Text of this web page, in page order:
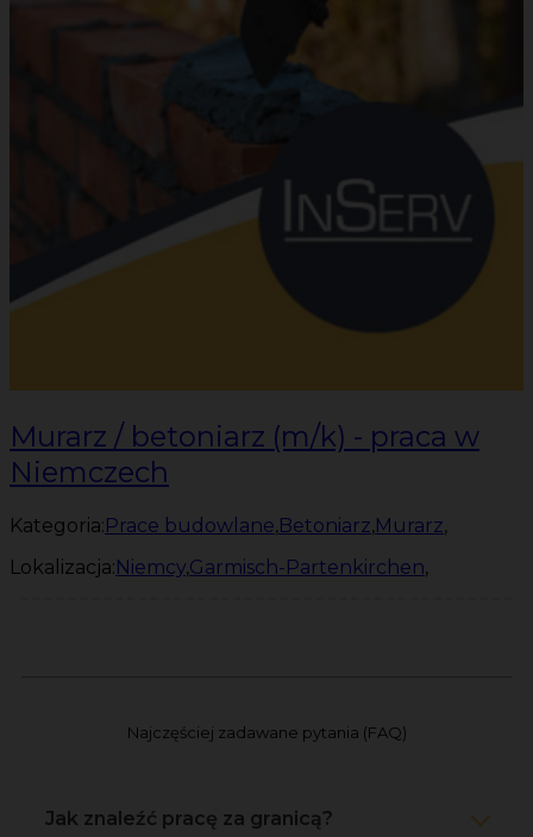
Murarz / betoniarz (m/k) - praca w
Niemczech
Kategoria:Prace budowlane,Betoniarz,Murarz,
Lokalizacja:Niemcy,Garmisch-Partenkirchen,
Najczęściej zadawane pytania (FAQ)
Jak znaleźć pracę za granicą?